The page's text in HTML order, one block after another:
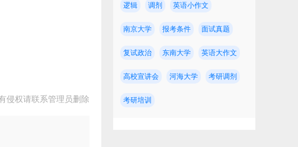
侵权请联系管理员删除
逻辑 调剂 英语小作文
南京大学 报考条件 面试真题
复试政治 东南大学 英语大作文
高校宣讲会 河海大学 考研调剂
考研培训